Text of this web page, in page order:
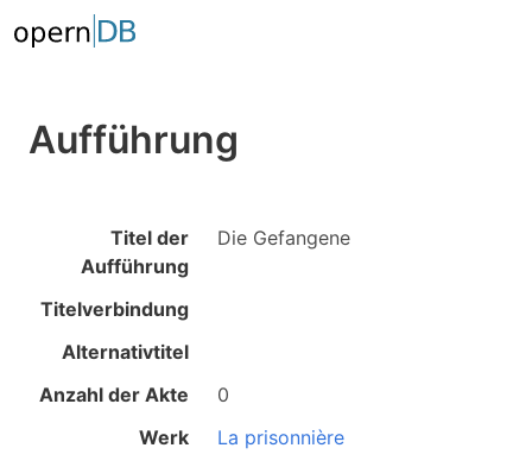
Aufführung
Titel der
Aufführung
Die Gefangene
Titelverbindung
Alternativtitel
Anzahl der Akte
0
Werk
La prisonnière